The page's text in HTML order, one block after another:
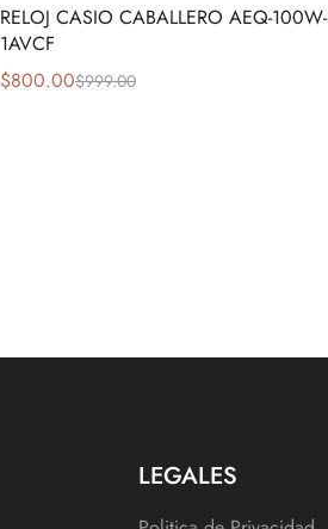
RELOJ CASIO CABALLERO AEQ-100W-
1AVCF
$999.00
$800.00
LEGALES